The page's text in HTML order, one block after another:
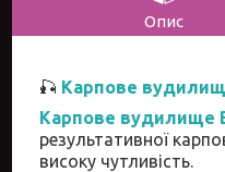
Опис
🎣 Карпове
Карпове вудилище
результативної
високу чутливість.